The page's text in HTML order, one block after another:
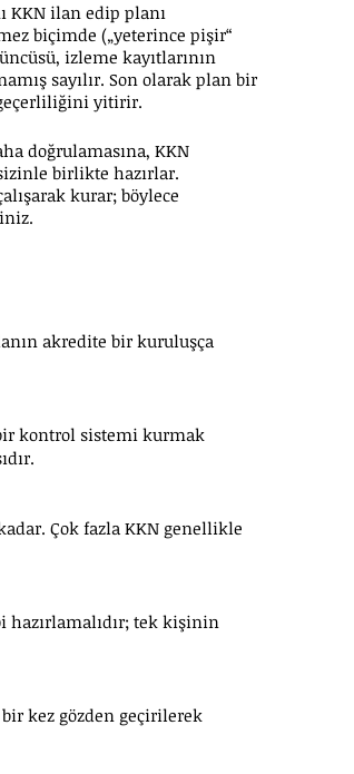
KKN ilan edip planı
biçimde („yeterince pişir“
izleme kayıtlarının
sayılır. Son olarak plan bir
yitirir.
doğrulamasına, KKN
birlikte hazırlar.
kurar; böylece
akredite bir kuruluşça
kontrol sistemi kurmak
Çok fazla KKN genellikle
tek kişinin
kez gözden geçirilerek